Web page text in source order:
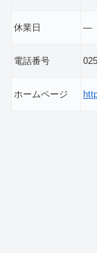
休業日 ―
電話番号
ホームページ